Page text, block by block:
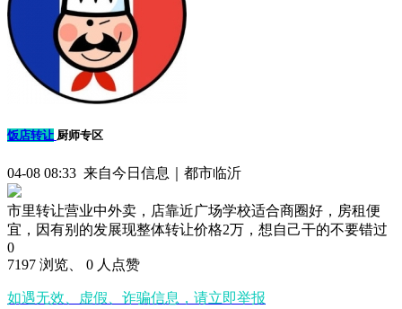
饭店转让 厨师专区
04-08 08:33 来自今日信息｜都市临沂
市里转让营业中外卖，店靠近广场学校适合商圈好，房租便
宜，因有别的发展现整体转让价格2万，想自己干的不要错过
0
7197 浏览、 0 人点赞
如遇无效、虚假、诈骗信息，请立即举报